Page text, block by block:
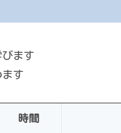
ます
す
時間